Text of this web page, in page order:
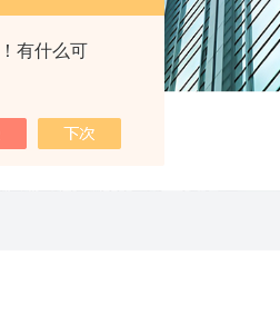
有什么可
使用的*步